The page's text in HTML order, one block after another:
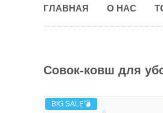
ГЛАВНАЯ О НАС
Совок-ковш для
BIG SALE💣